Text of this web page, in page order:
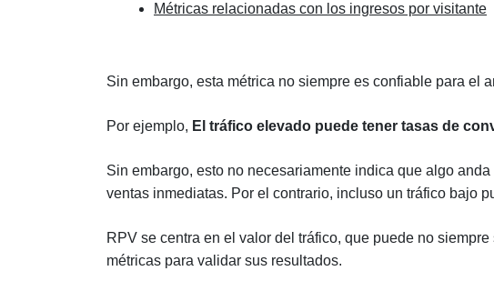
Métricas relacionadas con los ingresos por visitante
Sin embargo, esta métrica no siempre es confiable para el
Por ejemplo, El tráfico elevado puede tener tasas de
Sin embargo, esto no necesariamente indica que algo
ventas inmediatas. Por el contrario, incluso un tráfico bajo
RPV se centra en el valor del tráfico, que puede no
métricas para validar sus resultados.